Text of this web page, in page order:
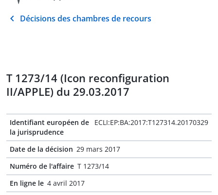
Décisions des chambres de recours
T 1273/14 (Icon reconfiguration
II/APPLE) du 29.03.2017
Identifiant européen de
la jurisprudence
ECLI:EP:BA:2017:T127314.20170329
Date de la décision 29 mars 2017
Numéro de l'affaire T 1273/14
En ligne le 4 avril 2017